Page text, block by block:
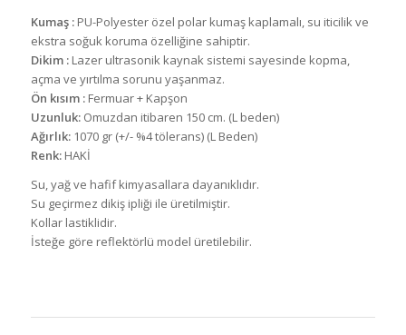
Kumaş :PU-Polyester özel polar kumaş kaplamalı, su iticilik ve
ekstra soğuk koruma özelliğine sahiptir.
Dikim :Lazer ultrasonik kaynak sistemi sayesinde kopma,
açma ve yırtılma sorunu yaşanmaz.
Ön kısım :Fermuar + Kapşon
Uzunluk:Omuzdan itibaren 150 cm. (L beden)
Ağırlık:1070 gr (+/- %4 tölerans) (L Beden)
Renk:HAKİ
Su, yağ ve hafif kimyasallara dayanıklıdır.
Su geçirmez dikiş ipliği ile üretilmiştir.
Kollar lastiklidir.
İsteğe göre reflektörlü model üretilebilir.